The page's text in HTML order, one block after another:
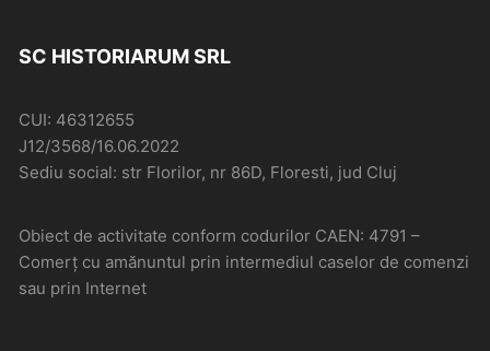
SC HISTORIARUM SRL
CUI: 46312655
J12/3568/16.06.2022
Sediu social: str Florilor, nr 86D, Floresti, jud Cluj
Obiect de activitate conform codurilor CAEN: 4791 –
Comerţ cu amănuntul prin intermediul caselor de comenzi
sau prin Internet